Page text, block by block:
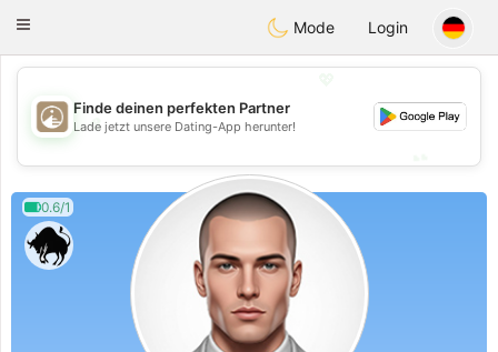
ahebik
Toggle
Mode Login
💖
💕
Finde deinen perfekten Partner
Lade jetzt unsere Dating-App herunter!
0.6/1